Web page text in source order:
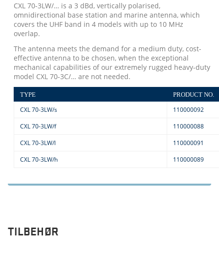
CXL 70-3LW/… is a 3 dBd, vertically polarised,
omnidirectional base station and marine antenna, which
covers the UHF band in 4 models with up to 10 MHz
overlap.
The antenna meets the demand for a medium duty, cost-
effective antenna to be chosen, when the exceptional
mechanical capabilities of our extremely rugged heavy-duty
model CXL 70-3C/… are not needed.
TYPE PRODUCT NO.
CXL 70-3LW/s
110000092
CXL 70-3LW/f
110000088
CXL 70-3LW/l
110000091
CXL 70-3LW/h
110000089
TILBEHØR